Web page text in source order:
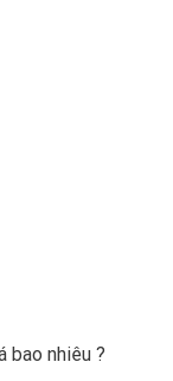
bao nhiêu ?